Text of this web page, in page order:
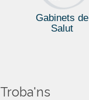
Gabinets de
Salut
Troba'ns